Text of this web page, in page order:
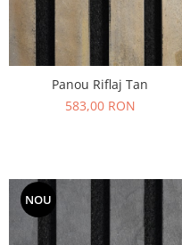
Panou Riflaj Tan
583,00 RON
NOU